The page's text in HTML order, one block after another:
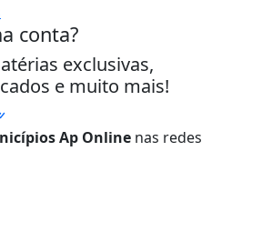
conta?
exclusivas,
e muito mais!
Ap Online nas redes